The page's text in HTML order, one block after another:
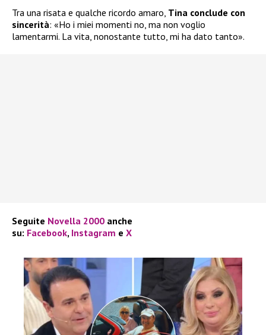
Tra una risata e qualche ricordo amaro, Tina conclude con
sincerità: «Ho i miei momenti no, ma non voglio
lamentarmi. La vita, nonostante tutto, mi ha dato tanto».
Seguite Novella 2000 anche
su: Facebook, Instagram e X